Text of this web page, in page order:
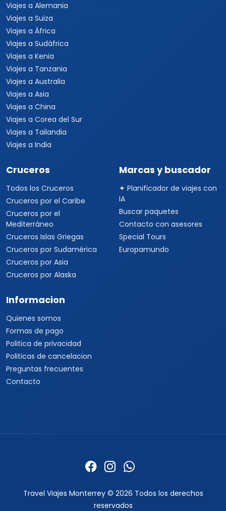
Viajes a Alemania
Viajes a Suiza
Viajes a África
Viajes a Sudáfrica
Viajes a Kenia
Viajes a Tanzania
Viajes a Australia
Viajes a Asia
Viajes a China
Viajes a Corea del Sur
Viajes a Tailandia
Viajes a India
Cruceros
Todos los Cruceros
Cruceros por el Caribe
Cruceros por el
Mediterráneo
Cruceros Islas Griegas
Cruceros por Sudamérica
Cruceros por Asia
Cruceros por Alaska
Marcas y buscador
✦ Planificador de viajes con
IA
Buscar paquetes
Contacto con asesores
Special Tours
Europamundo
Informacion
Quienes somos
Formas de pago
Politica de privacidad
Politicas de cancelacion
Preguntas frecuentes
Contacto
Travel Viajes Monterrey © 2026 Todos los derechos
reservados